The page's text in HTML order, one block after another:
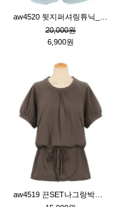
20,000원
6,900원